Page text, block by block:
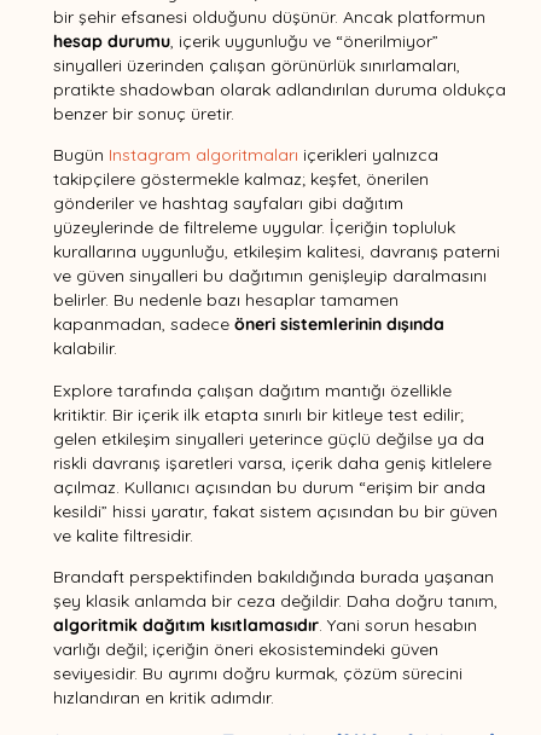
bir şehir efsanesi olduğunu düşünür. Ancak platformun
hesap durumu, içerik uygunluğu ve “önerilmiyor”
sinyalleri üzerinden çalışan görünürlük sınırlamaları,
pratikte shadowban olarak adlandırılan duruma oldukça
benzer bir sonuç üretir.
Bugün Instagram algoritmaları içerikleri yalnızca
takipçilere göstermekle kalmaz; keşfet, önerilen
gönderiler ve hashtag sayfaları gibi dağıtım
yüzeylerinde de filtreleme uygular. İçeriğin topluluk
kurallarına uygunluğu, etkileşim kalitesi, davranış paterni
ve güven sinyalleri bu dağıtımın genişleyip daralmasını
belirler. Bu nedenle bazı hesaplar tamamen
kapanmadan, sadece öneri sistemlerinin dışında
kalabilir.
Explore tarafında çalışan dağıtım mantığı özellikle
kritiktir. Bir içerik ilk etapta sınırlı bir kitleye test edilir;
gelen etkileşim sinyalleri yeterince güçlü değilse ya da
riskli davranış işaretleri varsa, içerik daha geniş kitlelere
açılmaz. Kullanıcı açısından bu durum “erişim bir anda
kesildi” hissi yaratır, fakat sistem açısından bu bir güven
ve kalite filtresidir.
Brandaft perspektifinden bakıldığında burada yaşanan
şey klasik anlamda bir ceza değildir. Daha doğru tanım,
algoritmik dağıtım kısıtlamasıdır. Yani sorun hesabın
varlığı değil; içeriğin öneri ekosistemindeki güven
seviyesidir. Bu ayrımı doğru kurmak, çözüm sürecini
hızlandıran en kritik adımdır.